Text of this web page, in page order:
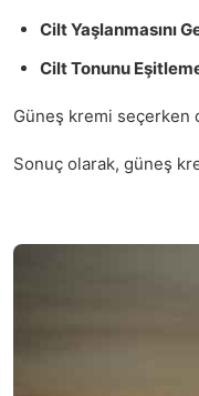
Cilt Yaşlanmasını
Cilt Tonunu
Güneş kremi
Sonuç olarak, güneş